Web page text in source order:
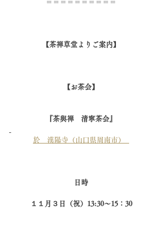
＝＝＝＝＝＝＝＝＝＝
【茶禅草堂よりご案内】
【お茶会】
『茶與禅　清寧茶会』
於　漢陽寺（山口県周南市）
日時
１１月３日（祝）13:30〜15：30